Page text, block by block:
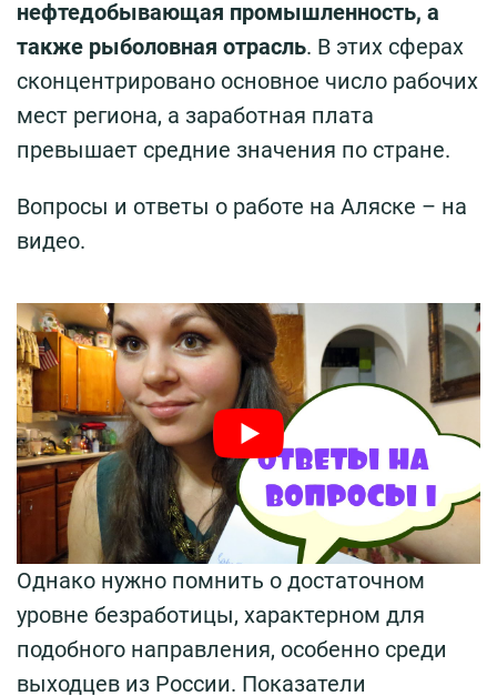
нефтедобывающая промышленность, а
также рыболовная отрасль. В этих сферах
сконцентрировано основное число рабочих
мест региона, а заработная плата
превышает средние значения по стране.
Вопросы и ответы о работе на Аляске – на
видео.
Однако нужно помнить о достаточном
уровне безработицы, характерном для
подобного направления, особенно среди
выходцев из России. Показатели